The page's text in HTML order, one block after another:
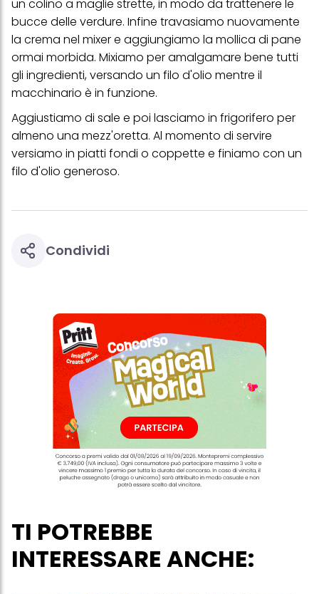
un colino a maglie strette, in modo da trattenere le
bucce delle verdure. Infine travasiamo nuovamente
la crema nel mixer e aggiungiamo la mollica di pane
ormai morbida. Mixiamo per amalgamare bene tutti
gli ingredienti, versando un filo d'olio mentre il
macchinario è in funzione.
Aggiustiamo di sale e poi lasciamo in frigorifero per
almeno una mezz'oretta. Al momento di servire
versiamo in piatti fondi o coppette e finiamo con un
filo d'olio generoso.
Condividi
TI POTREBBE
INTERESSARE ANCHE: